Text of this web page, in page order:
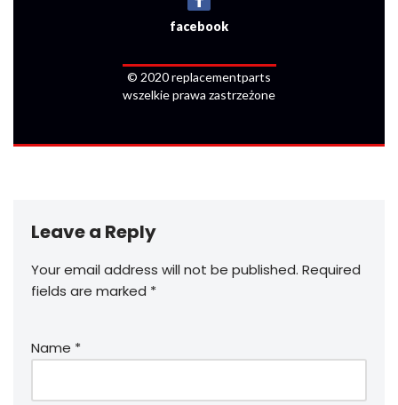
facebook
© 2020 replacementparts
wszelkie prawa zastrzeżone
Leave a Reply
Your email address will not be published. Required
fields are marked *
Name *